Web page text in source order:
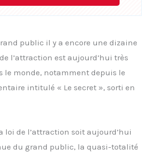
public il y a encore une dizaine
l’attraction est aujourd’hui très
le monde, notamment depuis le
intitulé « Le secret », sorti en
loi de l’attraction soit aujourd’hui
du grand public, la quasi-totalité